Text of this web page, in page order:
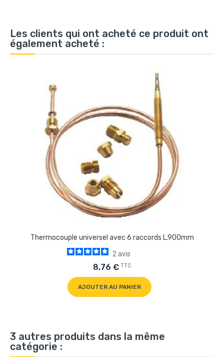
Les clients qui ont acheté ce produit ont
également acheté :
Thermocouple universel avec 6 raccords L.900mm
2avis
8,76 € TTC
AJOUTER AU PANIER
3 autres produits dans la même
catégorie :